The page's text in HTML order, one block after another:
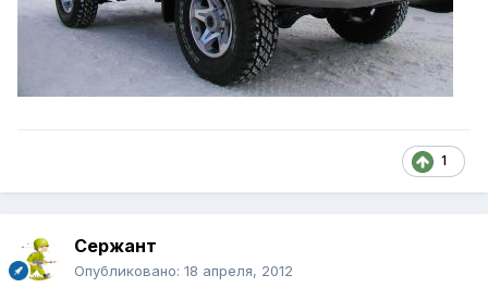
1
Сержант
Опубликовано: 18 апреля, 2012